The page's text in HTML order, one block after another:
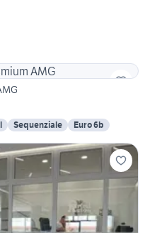
Sequenziale Euro 6b